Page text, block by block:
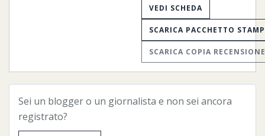
VEDI SCHEDA
SCARICA PACCHETTO
SCARICA COPIA RECENSIONE
Sei un blogger o un giornalista e non sei ancora
registrato?